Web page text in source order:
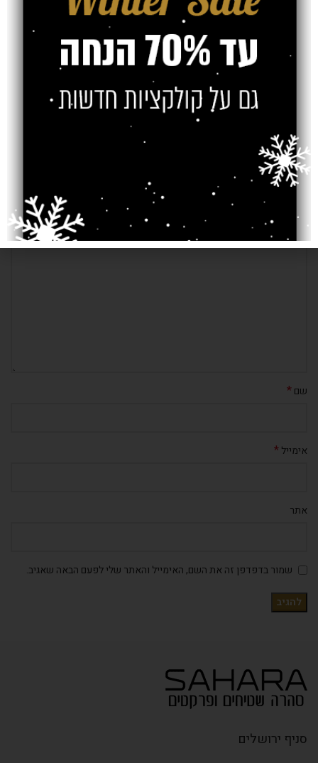
הילדים, במרפסת ובחדר השינה.
Newer
Older
כתיבת תגובה
שדות החובה מסומנים
התגובה שלך *
שם*
אימייל*
אתר
שמור בדפדפן זה את השם, האימייל והאתר שלי לפעם הבאה שאגיב.
סניף ירושלים